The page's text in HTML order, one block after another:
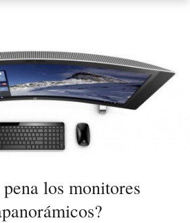
los monitores